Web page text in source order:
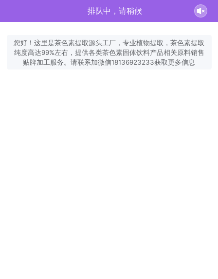
排队中，请稍候
您好！这里是茶色素提取源头工厂，专业植物提取，茶色素提取
纯度高达99%左右，提供各类茶色素固体饮料产品相关原料销售
贴牌加工服务。请联系加微信18136923233获取更多信息